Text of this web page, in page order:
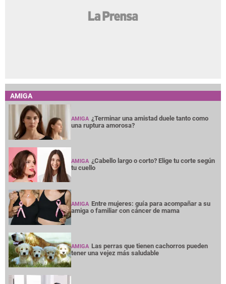
AMIGA
AMIGA ¿Terminar una amistad duele tanto como
una ruptura amorosa?
AMIGA ¿Cabello largo o corto? Elige tu corte según
tu cuello
AMIGA Entre mujeres: guía para acompañar a su
amiga o familiar con cáncer de mama
AMIGA Las perras que tienen cachorros pueden
tener una vejez más saludable